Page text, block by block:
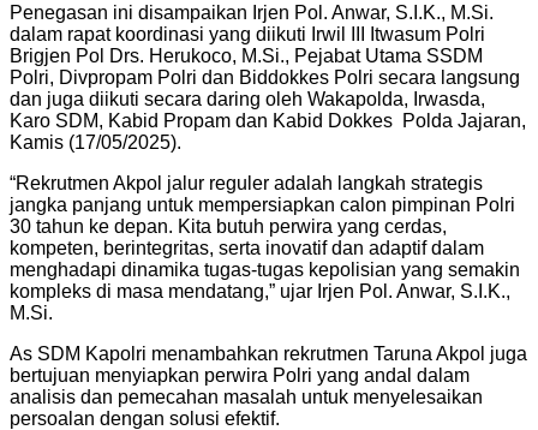
Penegasan ini disampaikan Irjen Pol. Anwar, S.I.K., M.Si.
dalam rapat koordinasi yang diikuti Irwil III Itwasum Polri
Brigjen Pol Drs. Herukoco, M.Si., Pejabat Utama SSDM
Polri, Divpropam Polri dan Biddokkes Polri secara langsung
dan juga diikuti secara daring oleh Wakapolda, Irwasda,
Karo SDM, Kabid Propam dan Kabid Dokkes Polda Jajaran,
Kamis (17/05/2025).
“Rekrutmen Akpol jalur reguler adalah langkah strategis
jangka panjang untuk mempersiapkan calon pimpinan Polri
30 tahun ke depan. Kita butuh perwira yang cerdas,
kompeten, berintegritas, serta inovatif dan adaptif dalam
menghadapi dinamika tugas-tugas kepolisian yang semakin
kompleks di masa mendatang,” ujar Irjen Pol. Anwar, S.I.K.,
M.Si.
As SDM Kapolri menambahkan rekrutmen Taruna Akpol juga
bertujuan menyiapkan perwira Polri yang andal dalam
analisis dan pemecahan masalah untuk menyelesaikan
persoalan dengan solusi efektif.